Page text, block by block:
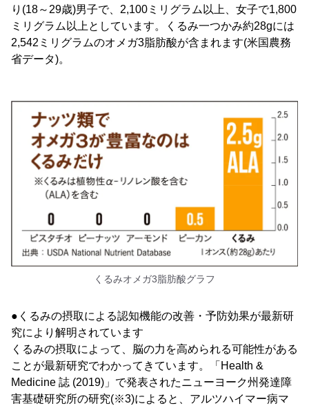
り(18～29歳)男子で、2,100ミリグラム以上、女子で1,800
ミリグラム以上としています。くるみ一つかみ約28gには
2,542ミリグラムのオメガ3脂肪酸が含まれます(米国農務
省データ)。
くるみオメガ3脂肪酸グラフ
●くるみの摂取による認知機能の改善・予防効果が最新研
究により解明されています
くるみの摂取によって、脳の力を高められる可能性がある
ことが最新研究でわかってきています。「Health &
Medicine 誌 (2019)」で発表されたニューヨーク州発達障
害基礎研究所の研究(※3)によると、アルツハイマー病マ